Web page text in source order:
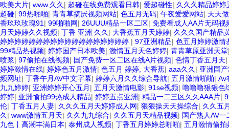
欧美大片| www.久久 | 超碰在线免费观看日韩| 爱超碰性| 久久久精品婷婷
超碰| 99热啪啪| 青青草搞屄视频网站| 色五月无码| 午夜爱爱网站| 天天
香玖玖玫瑰91 | 99啪啪网| 26UUU精品一区二区| 免费看成人AA片无码视
月天婷婷久久视频| 丁香 亚洲 久久 | 大香蕉五月天婷婷| 久久久国产精品
婷婷婷婷婷婷婷婷婷婷婷婷婷婷婷婷婷婷 | 97亚洲精品| 色五月婷婷激情
99精品热视频| 婷婷国产日本欧美| 激情五月天色婷婷| 青青草原亚洲天堂
喷浆| 97偷拍在线视频| 国产免费一区二区在线A片视频| 色情丁香五月天|
婷婷激情在线| 婷婷色五月激情| 色五月 婷婷, 大香蕉| aaa久久 | 亚洲国
频网址| 丁香午月AV中文字幕| 婷婷六月久久综合导航| 五月激情啪啪| Av
九九婷婷| 亚洲婷婷开心五月 | 五月天激情电影| 91se视频| 噜噜噜狠狠色
婷婷| 亚洲愉拍99热成人精品| 婷婷五点亚洲| 精品一二三区久久AAA片|
伦| 丁香五月人妻| 久久久五月天婷婷成人网| 狠狠操天天操综合| 久久五
久 | www激情五月天| 久久九九综合| 久久五月天精品视频| 国产熟人AV一
九色丨高潮丰满日本| 泰州成人视频| 丁香五月婷婷总啪啪| 五月激情偷拍